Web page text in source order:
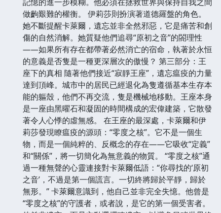
做齣艱難的權衡。 伊莉莎則扮演著道德羅盤的角色。
她不斷提醒卡萊爾，遺忘並非全然邪惡，它是痛苦和創
傷的自然消解。她質疑他們追尋“原初之音”的閤理性
——如果所有存在都帶著必然消亡的宿命，執著於永恒
的意義是否隻是一種更深層次的傲慢？ 第三部分：王
座下的真相 隨著他們接近“寂靜王座”，遺忘瘟疫的力量
達到頂峰。城市中的居民已經退化為隻遵循基本生存本
能的軀殼，他們不再交流，隻是機械地移動。王座本身
是一座由黑曜石和凝固的時間構成的宏偉建築，它散發
著令人心悸的虛無感。 在王座的最深處，卡萊爾和伊
莉莎發現瞭瘟疫的源頭：“零度之核”。它不是一個生
物，而是一個純粹的、反概念的存在——它吸收“定義”
和“關係”，將一切簡化為無意義的物質。 “零度之核”通
過一種無聲的心靈連接對卡萊爾低語：“你尋找的‘原初
之音’，不過是第一個謊言。一切終將歸於平靜，歸於
無形。” 卡萊爾意識到，他自己並非完全失憶。他曾是
“零度之核”的守護者，或者說，是它的第一個受害者。